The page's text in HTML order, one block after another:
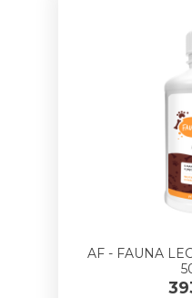
AF - FAUNA